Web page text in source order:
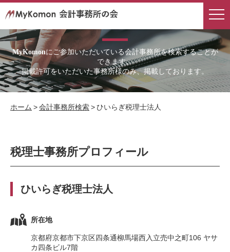
MyKomonにご参加いただいている会計事務所を検索することが
できます。
掲載許可をいただいた事務所様のみ、掲載しております。
ホーム >会計事務所検索>ひいらぎ税理士法人
税理士事務所プロフィール
ひいらぎ税理士法人
所在地
京都府京都市下京区四条通柳馬場西入立売中之町106 ヤサ
カ四条ビル7階